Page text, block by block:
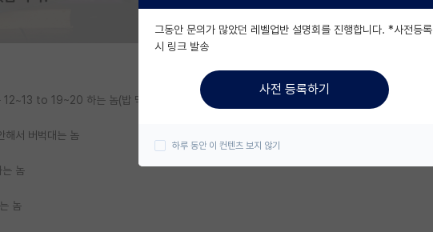
to 19~20 하는 놈(밥 먹는 시간 포함)
해서 버벅대는 놈
는 놈
놈
그동안 문의가 많았던 레벨업반 설명회를 진행합니다. *사전등록
시 링크 발송
사전 등록하기
하루 동안 이 컨텐츠 보지 않기